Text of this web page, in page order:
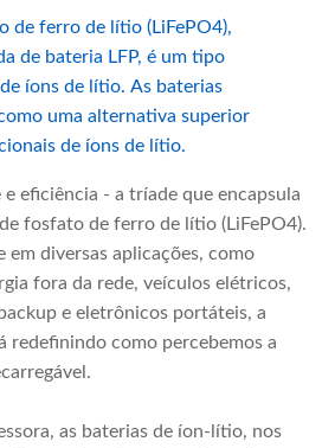
de ferro de lítio (LiFePO4),
de bateria LFP, é um tipo
íons de lítio. As baterias
uma alternativa superior
de íons de lítio.
eficiência - a tríade que encapsula
fosfato de ferro de lítio (LiFePO4).
em diversas aplicações, como
fora da rede, veículos elétricos,
e eletrônicos portáteis, a
redefinindo como percebemos a
as baterias de íon-lítio, nos